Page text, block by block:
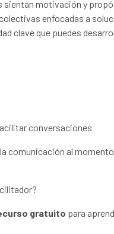
sientan motivación y
enfocadas a
clave que puedes
conversaciones
comunicación al
gratuito para